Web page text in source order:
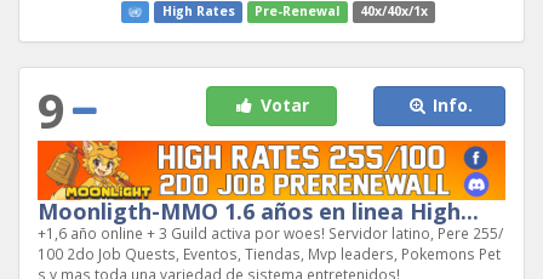
High Rates Pre-Renewal 40x/40x/1x
9 Votar Info.
Moonligth-MMO 1.6 años en linea High...
+1,6 año online + 3 Guild activa por woes! Servidor latino, Pere 255/
100 2do Job Quests, Eventos, Tiendas, Mvp leaders, Pokemons Pet
s y mas toda una variedad de sistema entretenidos!